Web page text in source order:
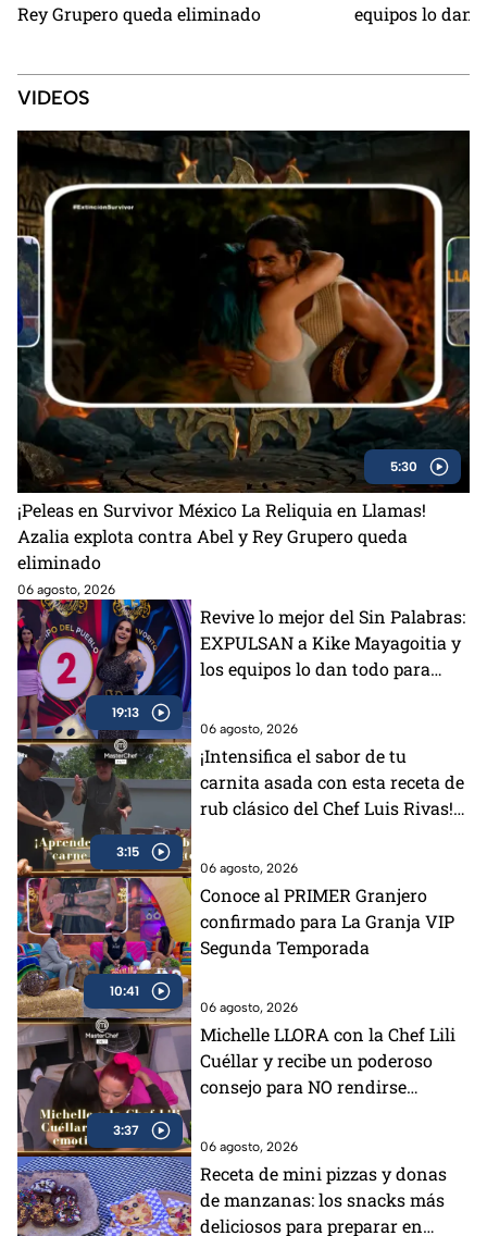
Rey Grupero queda eliminado
equipos lo dan
VIDEOS
5:30
¡Peleas en Survivor México La Reliquia en Llamas!
Azalia explota contra Abel y Rey Grupero queda
eliminado
06 agosto, 2026
19:13
Revive lo mejor del Sin Palabras:
EXPULSAN a Kike Mayagoitia y
los equipos lo dan todo para
06 agosto, 2026
3:15
¡Intensifica el sabor de tu
carnita asada con esta receta de
rub clásico del Chef Luis Rivas!
06 agosto, 2026
10:41
Conoce al PRIMER Granjero
confirmado para La Granja VIP
Segunda Temporada
06 agosto, 2026
3:37
Michelle LLORA con la Chef Lili
Cuéllar y recibe un poderoso
consejo para NO rendirse
06 agosto, 2026
Receta de mini pizzas y donas
de manzanas: los snacks más
deliciosos para preparar en